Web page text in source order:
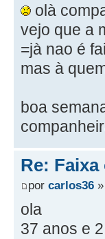
olà
vejo que a
=jà nao é
mas à
boa
Re:
por carlos36
ola
37 anos e